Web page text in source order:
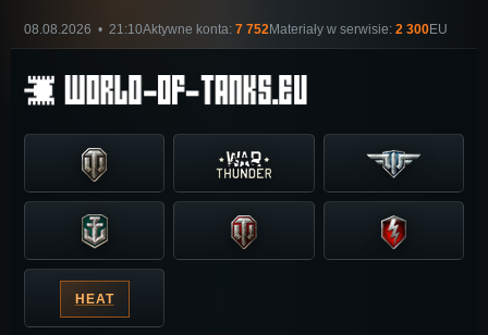
08.08.2026 • 21:10Aktywne konta: 7 752Materiały w serwisie: 2 300EU
HEAT